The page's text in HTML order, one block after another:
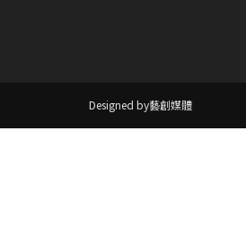
Designed by藝創媒體